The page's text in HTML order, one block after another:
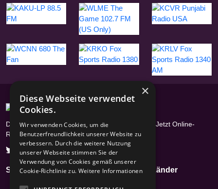
Das Radioportal mit über 17400 Radiosendern - Jetzt Online-
Radios hören
Seiten Genres Länder
×
Diese Webseite verwendet
Cookies.
Wir verwenden Cookies, um die
Benutzerfreundlichkeit unserer Website zu
verbessern. Durch die weitere Nutzung
unserer Webseite stimmen Sie der
Verwendung von Cookies gemäß unserer
Cookie-Richtlinie zu. Weitere Informationen